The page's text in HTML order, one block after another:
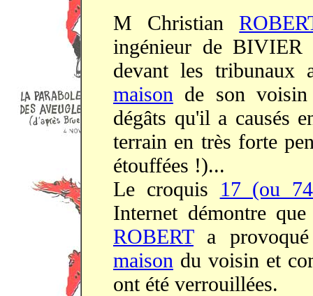
M Christian
ingénieur de BIVIER
devant les
maison de son voisin
dégâts qu'il a causés
terrain en très forte
étouffées !)...
Le croquis 17 (ou
Internet démontre
ROBERTa provoqué
maison du voisin et
ont été verrouillées.